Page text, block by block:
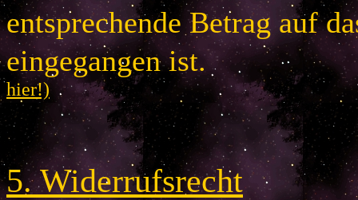
entsprechende Betrag auf
eingegangen
hier!)
5.Widerrufsrecht